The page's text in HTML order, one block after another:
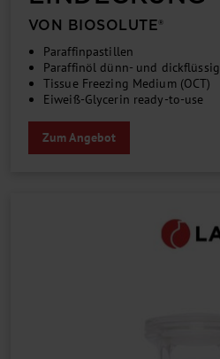
VON BIOSOLUTE®
Paraffinpastillen
Paraffinöl dünn- und dickflüssig
Tissue Freezing Medium (OCT)
Eiweiß-Glycerin ready-to-use
Zum Angebot